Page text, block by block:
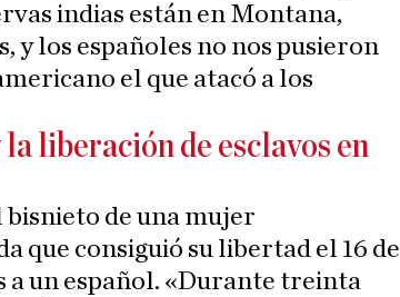
indias están en Montana,
y los españoles no nos pusieron
el que atacó a los
liberación de esclavos en
bisnieto de una mujer
que consiguió su libertad el 16 de
a un español. «Durante treinta